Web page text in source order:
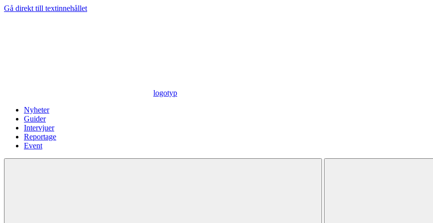
Gå direkt till textinnehållet
logotyp
Nyheter
Guider
Intervjuer
Reportage
Event